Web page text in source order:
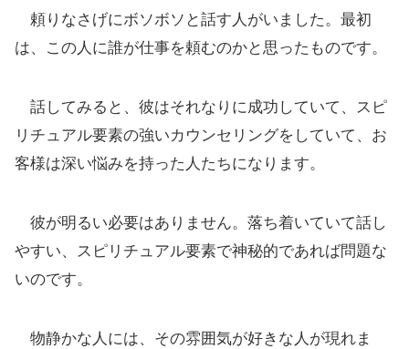
頼りなさげにボソボソと話す人がいました。最初
は、この人に誰が仕事を頼むのかと思ったものです。
話してみると、彼はそれなりに成功していて、スピ
リチュアル要素の強いカウンセリングをしていて、お
客様は深い悩みを持った人たちになります。
彼が明るい必要はありません。落ち着いていて話し
やすい、スピリチュアル要素で神秘的であれば問題な
いのです。
物静かな人には、その雰囲気が好きな人が現れま